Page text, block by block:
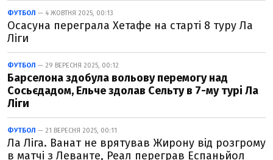
ФУТБОЛ — 4 ЖОВТНЯ 2025, 00:13
Осасуна переграла Хетафе на старті 8 туру Ла
Ліги
ФУТБОЛ — 29 ВЕРЕСНЯ 2025, 00:12
Барселона здобула вольову перемогу над
Сосьєдадом, Ельче здолав Сельту в 7-му турі Ла
Ліги
ФУТБОЛ — 21 ВЕРЕСНЯ 2025, 00:11
Ла Ліга. Ванат не врятував Жирону від розгрому
в матчі з Леванте, Реал переграв Еспаньйол